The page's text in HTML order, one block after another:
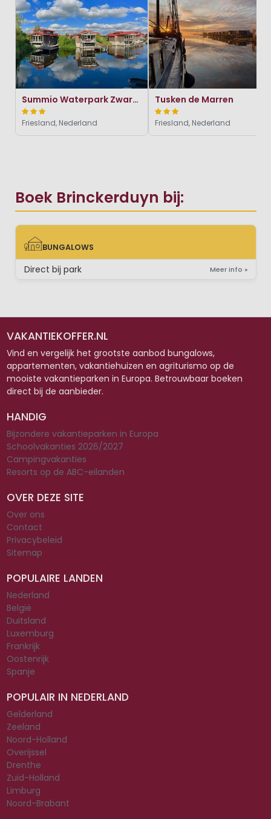
Boek Brinckerduyn bij:
BUNGALOWS
BUNGALOWS
Direct bij park Meer info »
Summio Waterpark Zwartkruis
Friesland, Nederland
Tusken de Marren
Friesland, Nederland
VAKANTIEKOFFER.NL
Vind en vergelijk het grootste aanbod bungalows,
appartementen, vakantiehuizen en agriturismo op de
mooiste vakantieparken in Europa. Betrouwbaar boeken
direct bij de aanbieder.
HANDIG
Bijzondere vakantieparken in Europa
Schoolvakanties 2026/2027
Campingvakanties
Resorts op de ABC-eilanden
OVER DEZE SITE
Over ons
Contact
Privacybeleid
Sitemap
POPULAIRE LANDEN
Nederland
België
Duitsland
Luxemburg
Frankrijk
Oostenrijk
Spanje
POPULAIR IN NEDERLAND
Gelderland
Zeeland
Noord-Holland
Overijssel
Drenthe
Zuid-Holland
Limburg
Noord-Brabant